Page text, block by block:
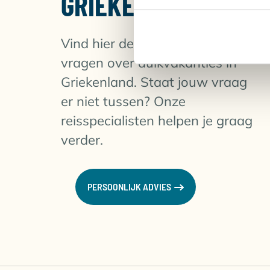
Samos
dat Samos ook een uitstekende
onderwaterwereld van de Egeïsche Zee te
aan zeeleven, Samos heeft het allemaal.
Vind hier de veelgestelde
vragen over duikvakanties in
Griekenland. Staat jouw vraag
er niet tussen? Onze
reisspecialisten helpen je graag
verder.
PERSOONLIJK ADVIES